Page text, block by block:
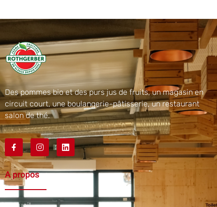
Des pommes bio et des purs jus de fruits, un magasin en
circuit court, une boulangerie-pâtisserie, un restaurant
salon de thé.
A propos
Accueil